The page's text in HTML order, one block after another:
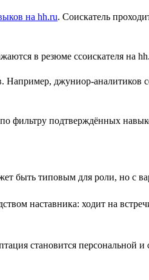
на hh.ru. Соискатель
джуниор-аналитиков
быть типовым для роли, но с
наставника: ходит на
становится персональной и